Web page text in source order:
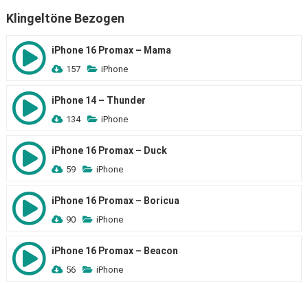
Klingeltöne Bezogen
iPhone 16 Promax – Mama
157 iPhone
iPhone 14 – Thunder
134 iPhone
iPhone 16 Promax – Duck
59 iPhone
iPhone 16 Promax – Boricua
90 iPhone
iPhone 16 Promax – Beacon
56 iPhone